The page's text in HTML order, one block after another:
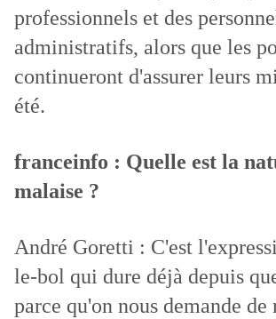
professionnels et des
administratifs, alors que les
continueront d'assurer leurs
été.
franceinfo : Quelle est la
malaise ?
André Goretti : C'est
le-bol qui dure déjà depuis
parce qu'on nous demande